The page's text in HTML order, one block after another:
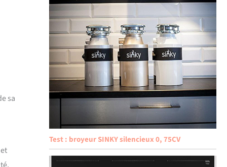
sa
Test : broyeur SINKY silencieux 0, 75CV